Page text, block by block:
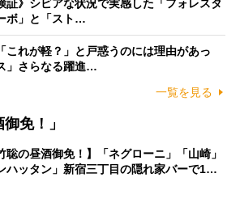
証》シビアな状況で実感した「フォレスタ
ボ」と「スト…
これが軽？」と戸惑うのには理由があっ
」さらなる躍進…
一覧を見る
免！」
聡の昼酒御免！】「ネグローニ」「山崎」
ハッタン」新宿三丁目の隠れ家バーで1…